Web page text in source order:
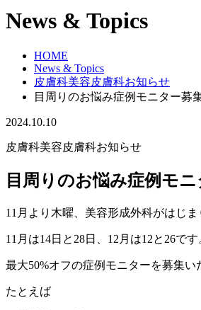
News & Topics
HOME
News & Topics
皮膚科美容皮膚科お知らせ
目周りのお悩み症例モニター募
2024.10.10
皮膚科美容皮膚科お知らせ
目周りのお悩み症例モニ
11月より木曜、美容形成外科がはじま
11月は14日と28日、12月は12と26です
最大50%オフの症例モニターを募集い
たとえば